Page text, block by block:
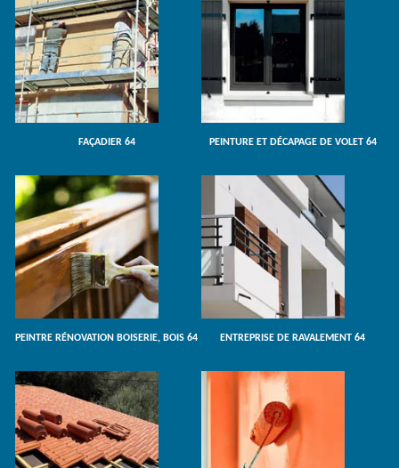
FAÇADIER 64 PEINTURE ET DÉCAPAGE DE VOLET 64
PEINTRE RÉNOVATION BOISERIE, BOIS 64 ENTREPRISE DE RAVALEMENT 64